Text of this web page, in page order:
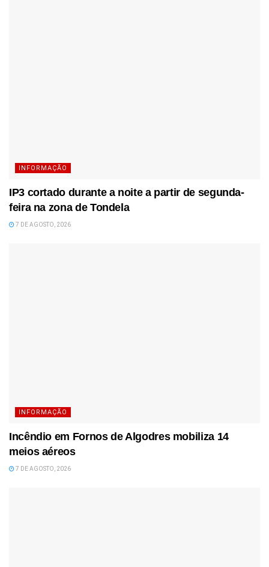
INFORMAÇÃO
IP3 cortado durante a noite a partir de segunda-
feira na zona de Tondela
7 DE AGOSTO, 2026
INFORMAÇÃO
Incêndio em Fornos de Algodres mobiliza 14
meios aéreos
7 DE AGOSTO, 2026